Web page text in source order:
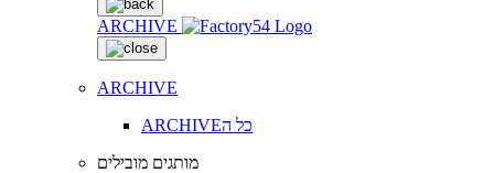
ARCHIVE
ARCHIVE
ARCHIVEכל ה
מותגים מובילים